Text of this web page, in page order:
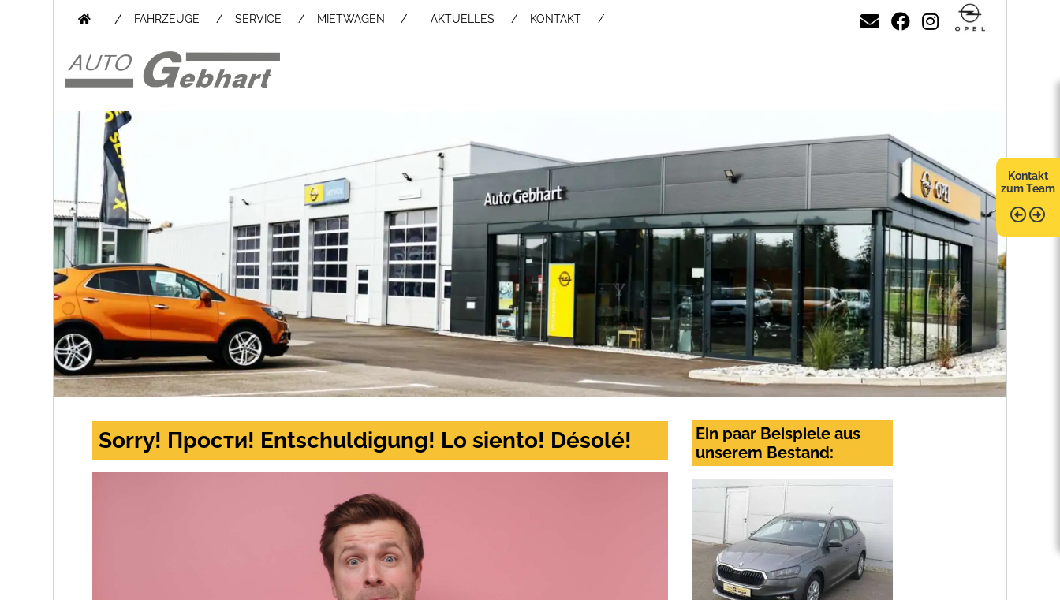
/ FAHRZEUGE SERVICE MIETWAGEN / AKTUELLES KONTAKT
Kontakt
zum Team
Sorry! Прости! Entschuldigung! Lo siento! Désolé!
Ein paar Beispiele aus
unserem Bestand: